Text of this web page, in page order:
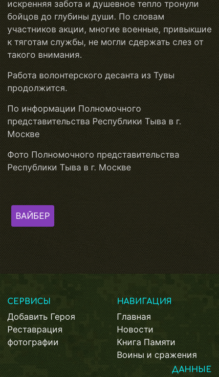
искренняя забота и душевное тепло тронули
бойцов до глубины души. По словам
участников акции, многие военные, привыкшие
к тяготам службы, не могли сдержать слез от
такого внимания.
Работа волонтерского десанта из Тувы
продолжится.
По информации Полномочного
представительства Республики Тыва в г.
Москве
Фото Полномочного представительства
Республики Тыва в г. Москве
ВАЙБЕР
СЕРВИСЫ
Добавить Героя
Реставрация
фотографии
НАВИГАЦИЯ
Главная
Новости
Книга Памяти
Воины и сражения
ДАННЫЕ